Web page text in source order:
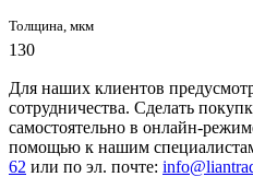
Толщина, мкм
130
Для наших клиентов
сотрудничества. Сделать
самостоятельно в онлайн-
помощью к нашим
62 или по эл. почте: